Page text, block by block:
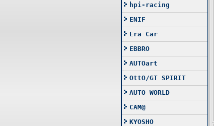
hpi-racing
ENIF
Era Car
EBBRO
AUTOart
OttO/GT SPIRIT
AUTO WORLD
CAM@
KYOSHO